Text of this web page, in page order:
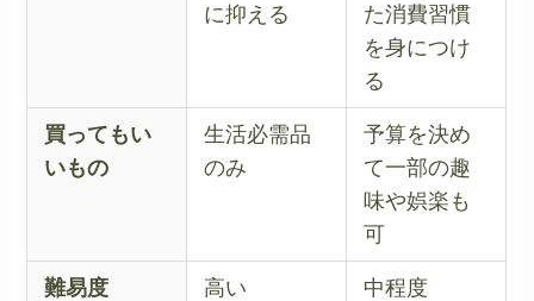
に抑える
た消費習慣
を身につけ
る
買ってもい
いもの
生活必需品
のみ
予算を決め
て一部の趣
味や娯楽も
可
難易度 高い 中程度